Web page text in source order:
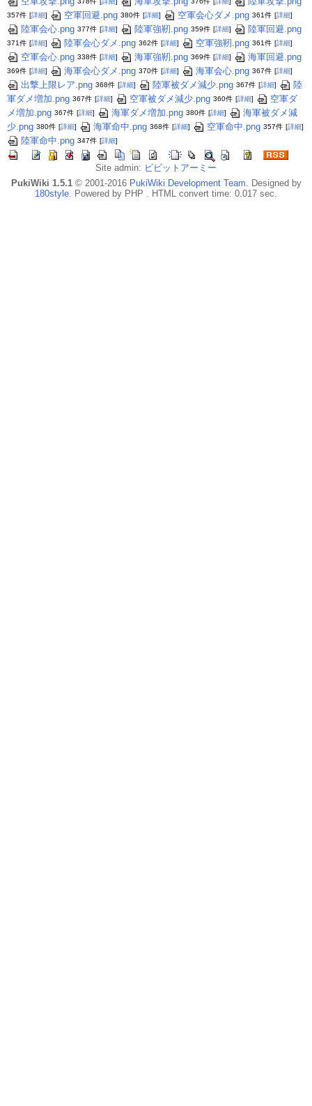
357件 [詳細] 空軍回避.png 380件 [詳細] 空軍会心ダメ.png 361件 [詳細]
陸軍会心.png 377件 [詳細] 陸軍強靭.png 359件 [詳細] 陸軍回避.png
371件 [詳細] 陸軍会心ダメ.png 362件 [詳細] 空軍強靭.png 361件 [詳細]
空軍会心.png 338件 [詳細] 海軍強靭.png 369件 [詳細] 海軍回避.png
369件 [詳細] 海軍会心ダメ.png 370件 [詳細] 海軍会心.png 367件 [詳細]
出撃上限レア.png 368件 [詳細] 陸軍被ダメ減少.png 367件 [詳細]
陸
軍ダメ増加.png 367件 [詳細] 空軍被ダメ減少.png 360件 [詳細]
空軍ダ
メ増加.png 367件 [詳細] 海軍ダメ増加.png 380件 [詳細]
海軍被ダメ減
少.png 380件 [詳細] 海軍命中.png 368件 [詳細] 空軍命中.png 357件 [詳細]
陸軍命中.png 347件 [詳細]
Site admin: ビビットアーミー
PukiWiki 1.5.1© 2001-2016 PukiWiki Development Team. Designed by
180style. Powered by PHP . HTML convert time: 0.017 sec.